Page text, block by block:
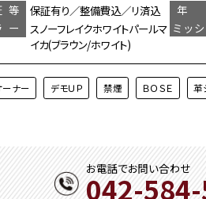
等 保証有り／整備費込／リ済込 年
ー
スノーフレイクホワイトパールマ
イカ(ブラウン/ホワイト)
ミッ
ーナー デモＵＰ 禁煙 ＢＯＳＥ 革
お電話でお問い合わせ
042-